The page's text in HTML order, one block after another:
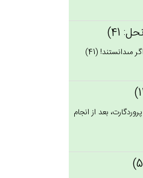
41)
(41)
بعد از انجام